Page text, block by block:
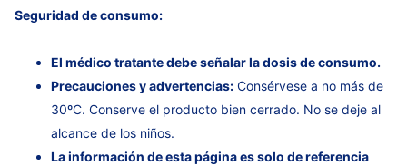
Seguridad de consumo:
El médico tratante debe señalar la dosis de consumo.
Precauciones y advertencias: Consérvese a no más de
30ºC. Conserve el producto bien cerrado. No se deje al
alcance de los niños.
La información de esta página es solo de referencia